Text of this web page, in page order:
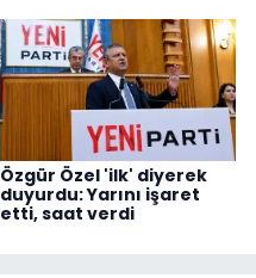
Özgür Özel 'ilk' diyerek
duyurdu: Yarını işaret
etti, saat verdi